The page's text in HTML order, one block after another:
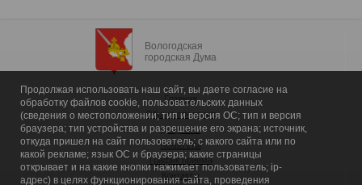
Вологодская
городская Дума
Главная
Общие сведения
Депутаты
Комитеты
График приема
Контакты
Продолжая использовать наш сайт, вы даете согласие на
обработку файлов cookie, пользовательских данных
(сведения о местоположении; тип и версия ОС; тип и версия
браузера; тип устройства и разрешение его экрана; источник,
откуда пришел на сайт пользователь; с какого сайта или по
какой рекламе; язык ОС и браузера; какие страницы
открывает и на какие кнопки нажимает пользователь; ip-
адрес) в целях функционирования сайта, проведения